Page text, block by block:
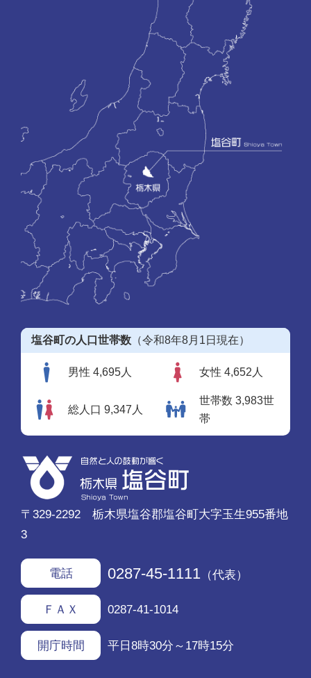
塩谷町の人口世帯数 （令和8年8月1日現在）
男性 4,695人 女性 4,652人
総人口 9,347人
世帯数 3,983世
帯
〒329-2292 栃木県塩谷郡塩谷町大字玉生955番地
3
電話 0287-45-1111 （代表）
ＦＡＸ 0287-41-1014
開庁時間 平日8時30分～17時15分